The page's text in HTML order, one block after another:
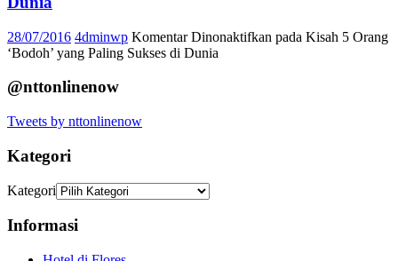
28/07/2016 4dminwp Komentar Dinonaktifkan pada Kisah 5 Orang
‘Bodoh’ yang Paling Sukses di Dunia
@nttonlinenow
Tweets by nttonlinenow
Kategori
Kategori
Informasi